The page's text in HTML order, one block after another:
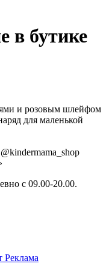
в бутике
и розовым шлейфом
для маленькой
с 09.00-20.00.